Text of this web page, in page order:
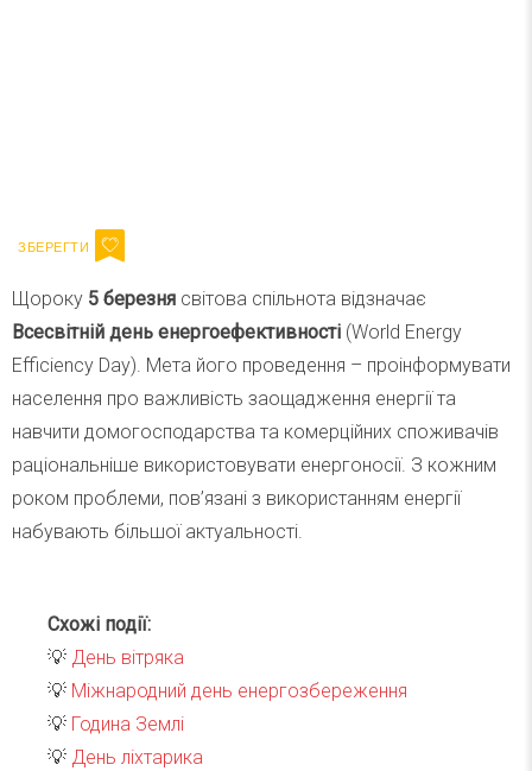
Щороку 5 березня світова спільнота відзначає
Всесвітній день енергоефективності (World Energy
Efficiency Day). Мета його проведення – проінформувати
населення про важливість заощадження енергії та
навчити домогосподарства та комерційних споживачів
раціональніше використовувати енергоносії. З кожним
роком проблеми, пов’язані з використанням енергії
набувають більшої актуальності.
Схожі події:
💡 День вітряка
💡 Міжнародний день енергозбереження
💡 Година Землі
💡 День ліхтарика